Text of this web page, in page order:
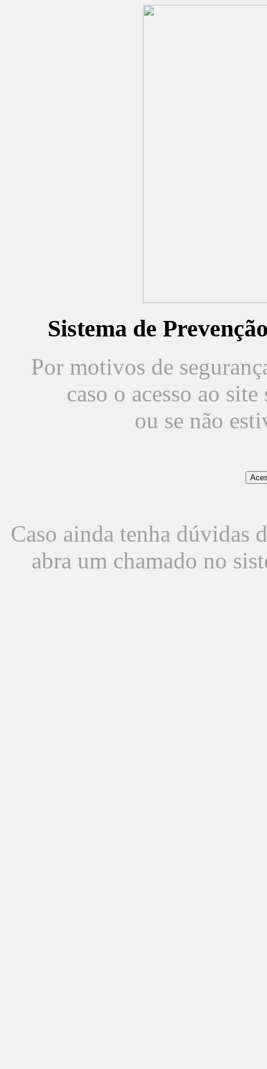
Sistema de
Por motivos de
caso o acesso ao
ou se não
Caso ainda tenha dúvidas
abra um chamado no